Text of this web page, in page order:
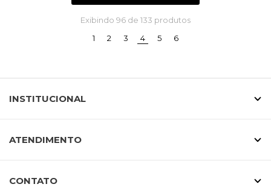
Exibindo 96 de 133 produtos
1
2 3 4(current)
5 6
INSTITUCIONAL
ATENDIMENTO
CONTATO